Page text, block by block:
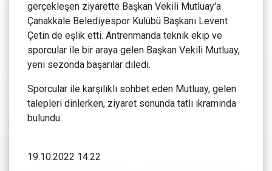
gerçekleşen ziyarette Başkan Vekili Mutluay'a
Çanakkale Belediyespor Kulübü Başkanı Levent
Çetin de eşlik etti. Antrenmanda teknik ekip ve
sporcular ile bir araya gelen Başkan Vekili Mutluay,
yeni sezonda başarılar diledi.
Sporcular ile karşılıklı sohbet eden Mutluay, gelen
talepleri dinlerken, ziyaret sonunda tatlı ikramında
bulundu.
19.10.2022 14:22